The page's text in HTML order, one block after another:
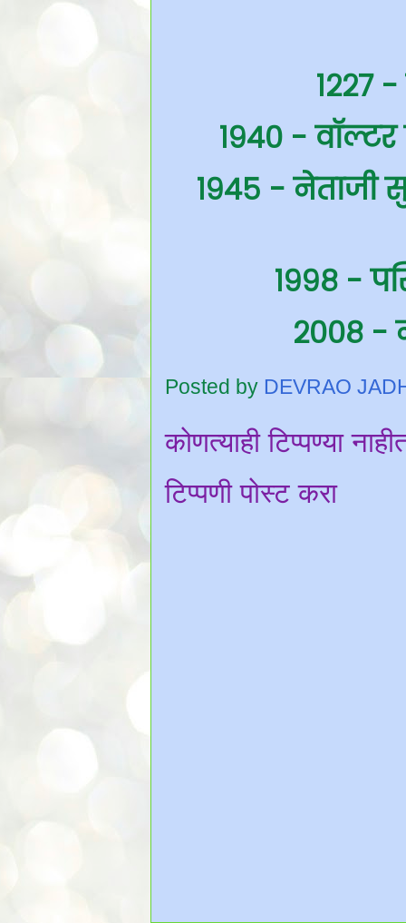
१२२७
१९४० - वॉल्टर
१९४५ - नेताजी
१९९८ -
२००८ -
Posted by DEVRAO
कोणत्याही टिप्पण्‍या
टिप्पणी पोस्ट करा